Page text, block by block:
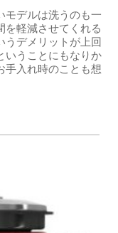
モデルは洗うのも一
を軽減させてくれる
うデメリットが上回
いうことにもなりか
手入れ時のことも想